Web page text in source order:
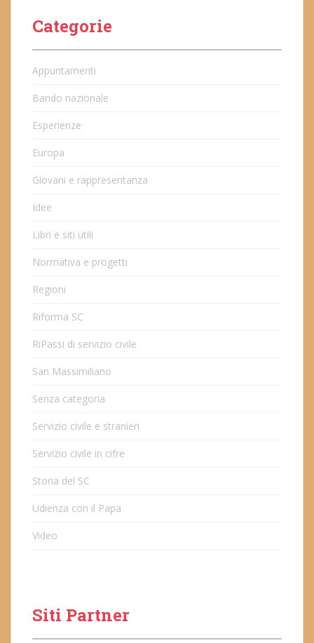
Categorie
Appuntamenti
Bando nazionale
Esperienze
Europa
Giovani e rappresentanza
Idee
Libri e siti utili
Normativa e progetti
Regioni
Riforma SC
RiPassi di servizio civile
San Massimiliano
Senza categoria
Servizio civile e stranieri
Servizio civile in cifre
Storia del SC
Udienza con il Papa
Video
Siti Partner